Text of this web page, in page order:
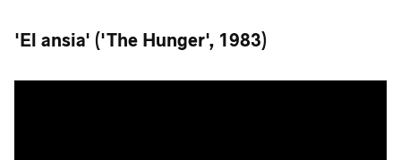
'El ansia' ('The Hunger', 1983)